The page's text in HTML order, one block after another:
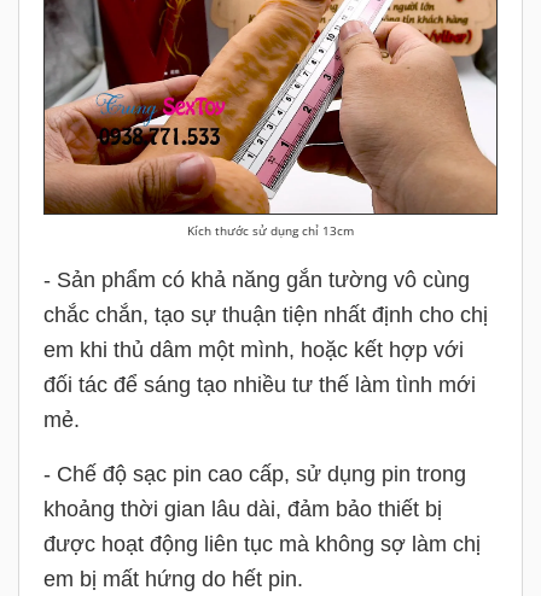
Kích thước sử dụng chỉ 13cm
- Sản phẩm có khả năng gắn tường vô cùng
chắc chắn, tạo sự thuận tiện nhất định cho chị
em khi thủ dâm một mình, hoặc kết hợp với
đối tác để sáng tạo nhiều tư thế làm tình mới
mẻ.
- Chế độ sạc pin cao cấp, sử dụng pin trong
khoảng thời gian lâu dài, đảm bảo thiết bị
được hoạt động liên tục mà không sợ làm chị
em bị mất hứng do hết pin.